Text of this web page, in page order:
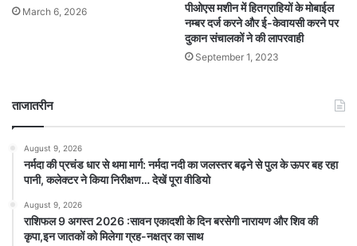
March 6, 2026
पीओएस मशीन में हितग्राहियों के मोबाईल
नम्बर दर्ज करने और ई-केवायसी करने पर
दुकान संचालकों ने की लापरवाही
September 1, 2023
ताजातरीन
August 9, 2026
नर्मदा की प्रचंड धार से थमा मार्ग: नर्मदा नदी का जलस्तर बढ़ने से पुल के ऊपर बह रहा
पानी, कलेक्टर ने किया निरीक्षण… देखें पूरा वीडियो
August 9, 2026
राशिफल 9 अगस्त 2026 :सावन एकादशी के दिन बरसेगी नारायण और शिव की
कृपा,इन जातकों को मिलेगा ग्रह-नक्षत्र का साथ